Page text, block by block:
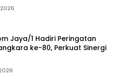
Jaya/1 Hadiri Peringatan
ke-80, Perkuat Sinergi